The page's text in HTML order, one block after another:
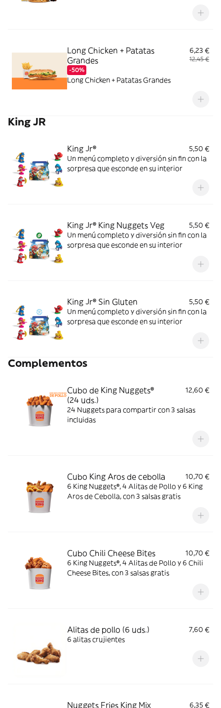
Long Chicken + Patatas
Grandes
-50%
6,23 €
12,45 €
Long Chicken + Patatas Grandes
King JR
King Jr®
5,50 €
Un menú completo y diversión sin fin con la
sorpresa que esconde en su interior
King Jr® King Nuggets Veg
5,50 €
Un menú completo y diversión sin fin con la
sorpresa que esconde en su interior
King Jr® Sin Gluten
5,50 €
Un menú completo y diversión sin fin con la
sorpresa que esconde en su interior
Complementos
Cubo de King Nuggets®
(24 uds.)
12,60 €
24 Nuggets para compartir con 3 salsas
incluidas
Cubo King Aros de cebolla
10,70 €
6 King Nuggets®, 4 Alitas de Pollo y 6 King
Aros de Cebolla, con 3 salsas gratis
Cubo Chili Cheese Bites
10,70 €
6 King Nuggets®, 4 Alitas de Pollo y 6 Chili
Cheese Bites, con 3 salsas gratis
Alitas de pollo (6 uds.)
7,60 €
6 alitas crujientes
Nuggets Fries King Mix
6,35 €